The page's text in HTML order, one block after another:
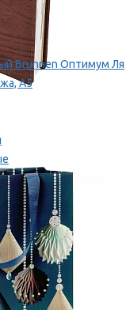
Brunnen Оптимум Ля
А5